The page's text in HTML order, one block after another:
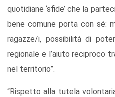
quotidiane ‘sfide’ che la
bene comune porta con sé:
ragazze/i, possibilità di
regionale e l’aiuto reciproco
nel territorio”.
“Rispetto alla tutela